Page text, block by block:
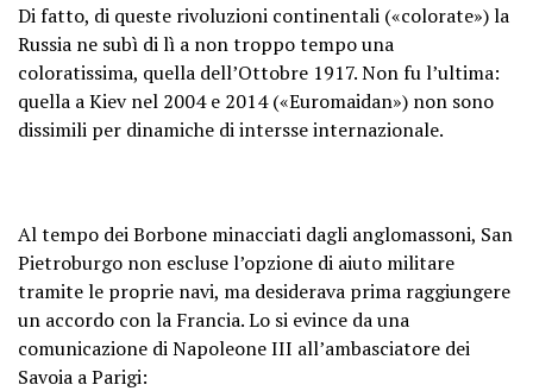
Di fatto, di queste rivoluzioni continentali («colorate») la
Russia ne subì di lì a non troppo tempo una
coloratissima, quella dell’Ottobre 1917. Non fu l’ultima:
quella a Kiev nel 2004 e 2014 («Euromaidan») non sono
dissimili per dinamiche di intersse internazionale.
Al tempo dei Borbone minacciati dagli anglomassoni, San
Pietroburgo non escluse l’opzione di aiuto militare
tramite le proprie navi, ma desiderava prima raggiungere
un accordo con la Francia. Lo si evince da una
comunicazione di Napoleone III all’ambasciatore dei
Savoia a Parigi: